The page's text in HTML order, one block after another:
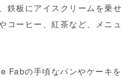
鉄板にアイスクリームを乗せ
コーヒー、紅茶など、メニュ
Fabの手頃なパンやケーキを